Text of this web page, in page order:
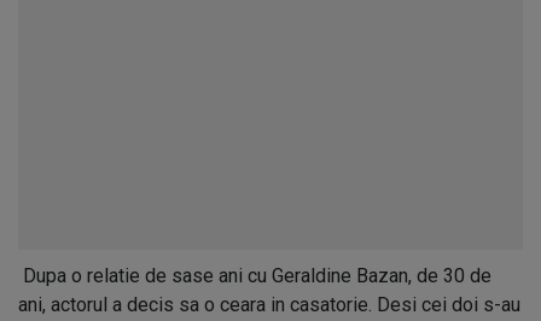
Dupa o relatie de sase ani cu Geraldine Bazan, de 30 de
ani, actorul a decis sa o ceara in casatorie. Desi cei doi s-au